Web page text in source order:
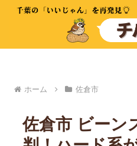
ホーム 佐倉市
佐倉市 ビーン